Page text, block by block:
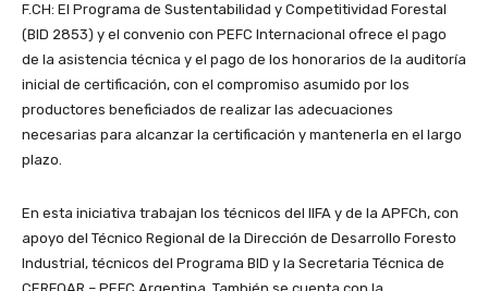
F.CH: El Programa de Sustentabilidad y Competitividad Forestal
(BID 2853) y el convenio con PEFC Internacional ofrece el pago
de la asistencia técnica y el pago de los honorarios de la auditoría
inicial de certificación, con el compromiso asumido por los
productores beneficiados de realizar las adecuaciones
necesarias para alcanzar la certificación y mantenerla en el largo
plazo.
En esta iniciativa trabajan los técnicos del IIFA y de la APFCh, con
apoyo del Técnico Regional de la Dirección de Desarrollo Foresto
Industrial, técnicos del Programa BID y la Secretaria Técnica de